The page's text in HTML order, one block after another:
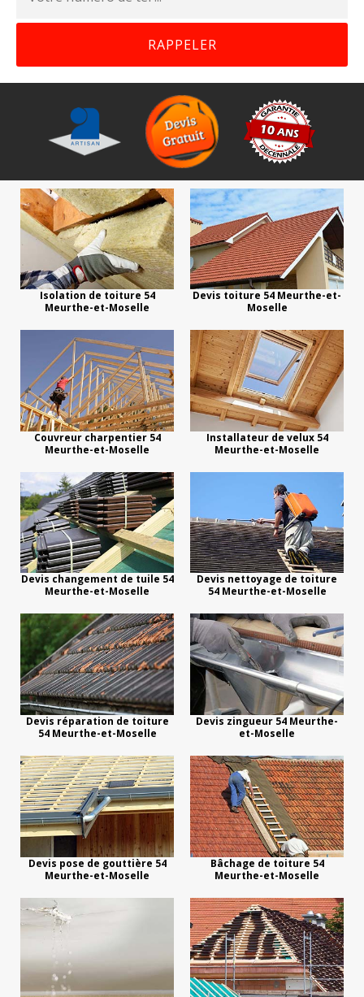
Isolation de toiture 54
Meurthe-et-Moselle
Devis toiture 54 Meurthe-et-
Moselle
Couvreur charpentier 54
Meurthe-et-Moselle
Installateur de velux 54
Meurthe-et-Moselle
Devis changement de tuile 54
Meurthe-et-Moselle
Devis nettoyage de toiture
54 Meurthe-et-Moselle
Devis réparation de toiture
54 Meurthe-et-Moselle
Devis zingueur 54 Meurthe-
et-Moselle
Devis pose de gouttière 54
Meurthe-et-Moselle
Bâchage de toiture 54
Meurthe-et-Moselle